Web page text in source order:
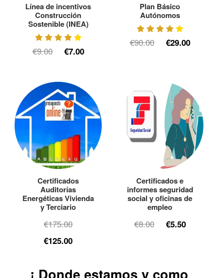
Línea de incentivos
Construcción
Sostenible (INEA)
€9.00 €7.00
Plan Básico
Autónomos
€90.00 €29.00
Certificados
Auditorías
Energéticas Vivienda
y Terciario
€175.00
€125.00
Certificados e
informes seguridad
social y oficinas de
empleo
€8.00 €5.50
¡ Donde estamos y como